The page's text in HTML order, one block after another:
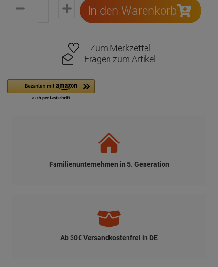
In den Warenkorb
Zum Merkzettel
Fragen zum Artikel
Familienunternehmen in 5. Generation
Ab 30€ Versandkostenfrei in DE